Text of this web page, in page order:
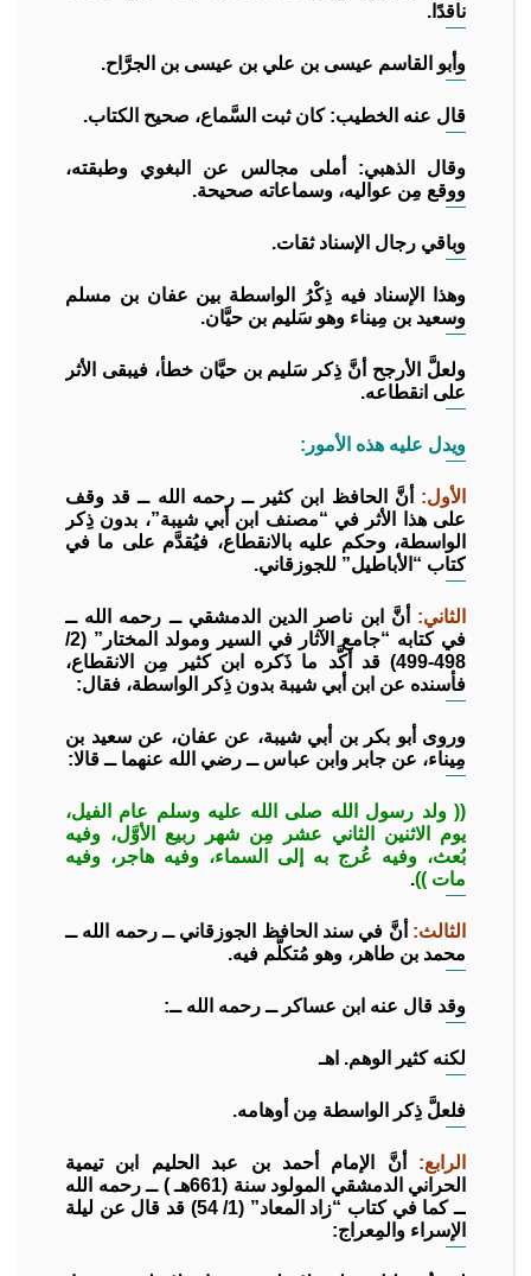
ناقدًا.
وأبو القاسم عيسى بن علي بن عيسى بن الجرَّاح.
قال عنه الخطيب: كان ثبت السَّماع، صحيح الكتاب.
وقال الذهبي: أملى مجالس عن البغوي وطبقته،
ووقع مِن عواليه، وسماعاته صحيحة.
وباقي رجال الإسناد ثقات.
وهذا الإسناد فيه ذِكْرُ الواسطة بين عفان بن مسلم
وسعيد بن مِيناء وهو سَليم بن حيَّان.
ولعلَّ الأرجح أنَّ ذِكر سَليم بن حيَّان خطأ، فيبقى الأثر
على انقطاعه.
ويدل عليه هذه الأمور:
الأول: أنَّ الحافظ ابن كثير ــ رحمه الله ــ قد وقف
على هذا الأثر في “مصنف ابن أبي شيبة”، بدون ذِكر
الواسطة، وحكم عليه بالانقطاع، فيُقدَّم على ما في
كتاب “الأباطيل” للجوزقاني.
الثاني: أنَّ ابن ناصر الدين الدمشقي ــ رحمه الله ــ
في كتابه “جامع الآثار في السير ومولد المختار” (2/
498-499) قد أكَّد ما ذَكره ابن كثير مِن الانقطاع،
فأسنده عن ابن أبي شيبة بدون ذِكر الواسطة، فقال:
وروى أبو بكر بن أبي شيبة، عن عفان، عن سعيد بن
مِيناء، عن جابر وابن عباس ــ رضي الله عنهما ــ قالا:
(( ولد رسول الله صلى الله عليه وسلم عام الفيل،
يوم الاثنين الثاني عشر مِن شهر ربيع الأوَّل، وفيه
بُعث، وفيه عُرج به إلى السماء، وفيه هاجر، وفيه
مات )).
الثالث: أنَّ في سند الحافظ الجوزقاني ــ رحمه الله ــ
محمد بن طاهر، وهو مُتكلَّم فيه.
وقد قال عنه ابن عساكر ــ رحمه الله ــ:
لكنه كثير الوهم. اهـ
فلعلَّ ذِكر الواسطة مِن أوهامه.
الرابع: أنَّ الإمام أحمد بن عبد الحليم ابن تيمية
الحراني الدمشقي المولود سنة (661هـ ) ــ رحمه الله
ــ كما في كتاب “زاد المعاد” (1/ 54) قد قال عن ليلة
الإسراء والمِعراج: